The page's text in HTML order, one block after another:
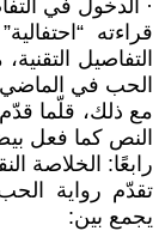
· الدخول في
قراءته
التفاصيل
الحب في
مع ذلك، قلّما قدّم
النص كما فعل
رابعًا: الخلاصة
تقدّم رواية
يجمع بين: